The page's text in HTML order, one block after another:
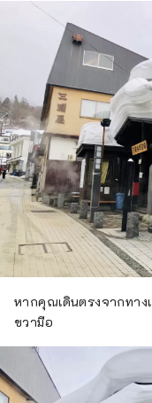
หากคุณเดินตรงจากทาง
ขวามือ